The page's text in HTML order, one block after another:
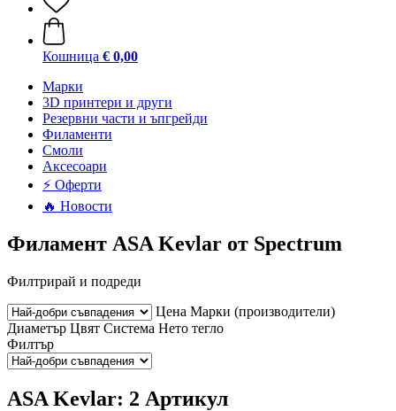
Кошница € 0,00
Mарки
3D принтери и други
Резервни части и ъпгрейди
Филаменти
Смоли
Аксесоари
⚡ Оферти
🔥 Новости
Филамент ASA Kevlar от Spectrum
Филтрирай и подреди
Цена Марки (производители)
Диаметър Цвят Система Нето тегло
Филтър
ASA Kevlar: 2 Артикул